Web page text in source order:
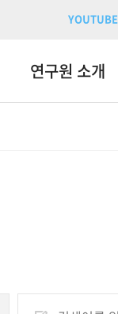
YOUTUBE
연구원 소개